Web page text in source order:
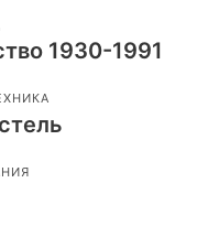
1930-1991